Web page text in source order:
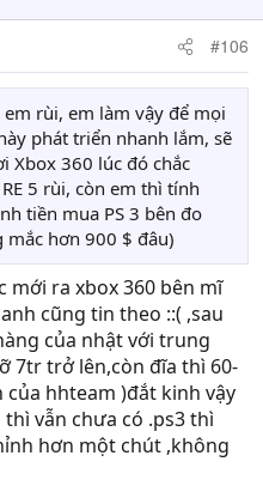
#106
rùi, em làm vậy để mọi
phát triển nhanh lắm, sẽ
Xbox 360 lúc đó chắc
5 rùi, còn em thì tính
tiền mua PS 3 bên đo
mắc hơn 900 $ đâu)
mới ra xbox 360 bên mĩ
cũng tin theo ::( ,sau
của nhật với trung
7tr trở lên,còn đĩa thì 60-
hhteam )đắt kinh vậy
vẫn chưa có .ps3 thì
hơn một chút ,không